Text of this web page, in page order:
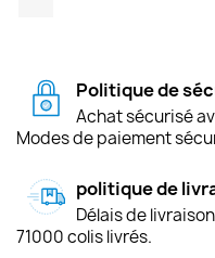
Politique de
Achat sécurisé
Modes de paiement
politique de
Délais de
71000 colis livrés.